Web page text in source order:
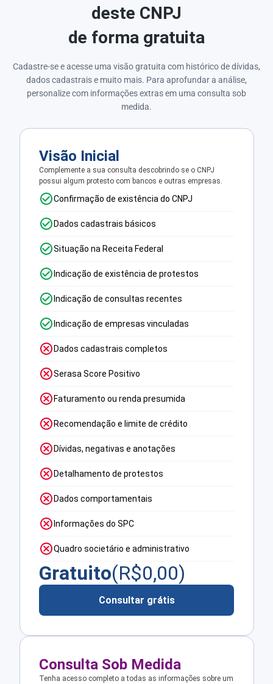
deste CNPJ
de forma gratuita
Cadastre-se e acesse uma visão gratuita com histórico de dívidas,
dados cadastrais e muito mais. Para aprofundar a análise,
personalize com informações extras em uma consulta sob
medida.
Visão Inicial
Complemente a sua consulta descobrindo se o CNPJ
possui algum protesto com bancos e outras empresas.
Confirmação de existência do CNPJ
Dados cadastrais básicos
Situação na Receita Federal
Indicação de existência de protestos
Indicação de consultas recentes
Indicação de empresas vinculadas
Dados cadastrais completos
Serasa Score Positivo
Faturamento ou renda presumida
Recomendação e limite de crédito
Dívidas, negativas e anotações
Detalhamento de protestos
Dados comportamentais
Informações do SPC
Quadro societário e administrativo
Gratuito(R$0,00)
Consultar grátis
Consulta Sob Medida
Tenha acesso completo a todas as informações sobre um